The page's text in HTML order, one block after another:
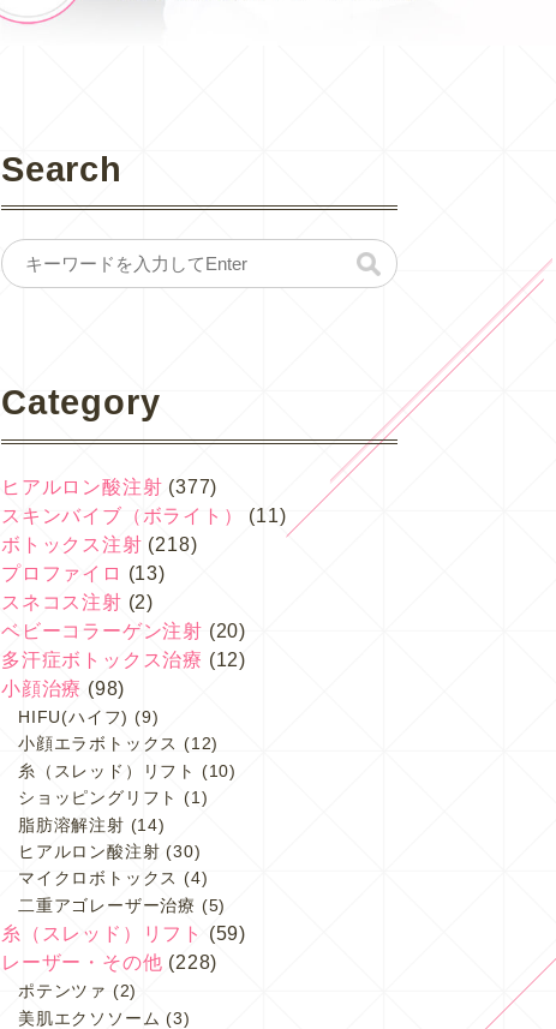
Search
Category
ヒアルロン酸注射 (377)
スキンバイブ（ボライト）
(11)
ボトックス注射 (218)
プロファイロ (13)
スネコス注射 (2)
ベビーコラーゲン注射 (20)
多汗症ボトックス治療 (12)
小顔治療 (98)
HIFU(ハイフ) (9)
小顔エラボトックス (12)
糸（スレッド）リフト
(10)
ショッピングリフト
(1)
脂肪溶解注射 (14)
ヒアルロン酸注射 (30)
マイクロボトックス (4)
二重アゴレーザー治療 (5)
糸（スレッド）リフト
(59)
レーザー・その他 (228)
ポテンツァ (2)
美肌エクソソーム (3)